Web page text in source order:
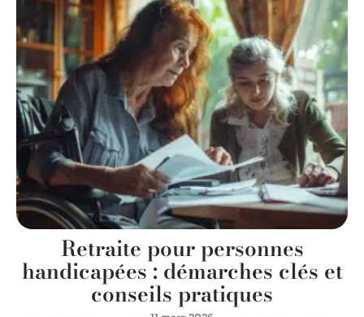
Retraite pour personnes
handicapées : démarches clés et
conseils pratiques